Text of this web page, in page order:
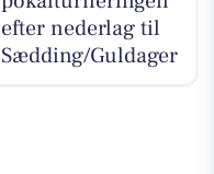
efter nederlag til
Sædding/Guldager